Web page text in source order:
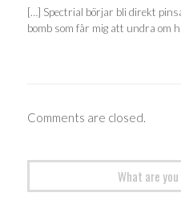
[…] Spectrial börjar bli direkt
bomb som får mig att undra om
Comments are closed.